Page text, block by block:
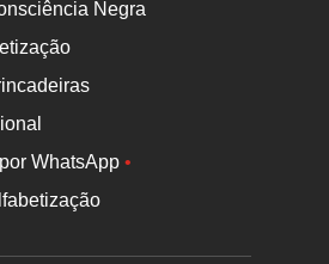
Negra
WhatsApp•